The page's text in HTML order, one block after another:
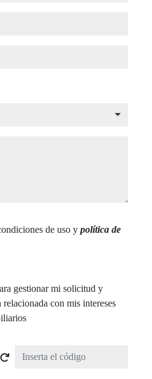
de uso y política de
gestionar mi solicitud y
con mis intereses